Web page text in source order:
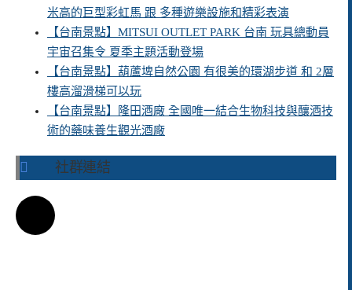
米高的巨型彩虹馬 跟 多種遊樂設施和精彩表演
【台南景點】MITSUI OUTLET PARK 台南 玩具總動員
宇宙召集令 夏季主題活動登場
【台南景點】葫蘆埤自然公園 有很美的環湖步道 和 2層
樓高溜滑梯可以玩
【台南景點】隆田酒廠 全國唯一結合生物科技與釀酒技
術的藥味養生觀光酒廠
社群連結